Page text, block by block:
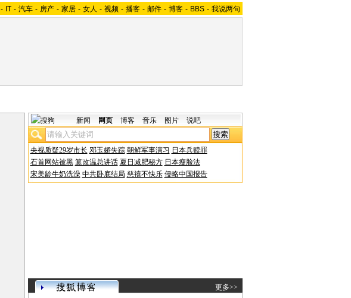
- IT - 汽车 - 房产 - 家居 - 女人 - 视频 - 播客 - 邮件 - 博客 - BBS - 我说两句
新闻 网页 博客 音乐 图片 说吧
央视质疑29岁市长 邓玉娇失踪 朝鲜军事演习 日本兵赎罪
石首网站被黑 篡改温总讲话 夏日减肥秘方 日本瘦脸法
宋美龄牛奶洗澡 中共卧底结局 慈禧不快乐 侵略中国报告
更多>>